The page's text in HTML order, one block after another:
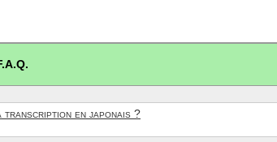
transcription en japonais ?